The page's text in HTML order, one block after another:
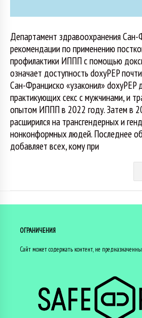
Департамент здравоохранения
рекомендации по применению
профилактики ИППП с помощью
означает доступность doxyPEP
Сан-Франциско «узаконил» doxyPEP
практикующих секс с мужчинами, и
опытом ИППП в 2022 году. Затем в
расширился на трансгендерных и
нонконформных людей. Последнее
добавляет всех, кому при
ОГРАНИЧЕНИЯ
Сайт может содержать контент, не